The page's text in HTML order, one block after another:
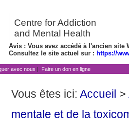
Centre for Addiction
and Mental Health
Avis : Vous avez accédé à l'ancien site
Consultez le site actuel sur : https://
avec nous | Faire un don en ligne
Vous êtes ici: Accueil >
mentale et de la